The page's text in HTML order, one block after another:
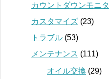
カウントダウンモニタ
カスタマイズ (23)
トラブル (53)
メンテナンス (111)
オイル交換 (29)